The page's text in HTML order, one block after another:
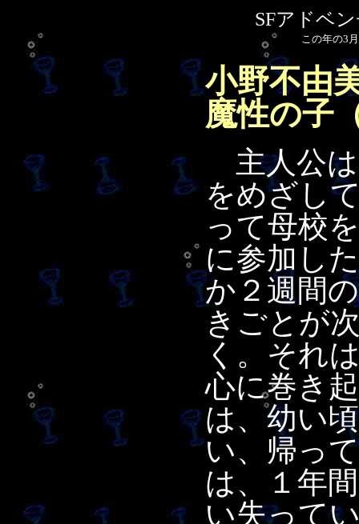
SFアドベ
この年の3
小野不由
魔性の子
主人公は
をめざし
って母校
に参加し
か２週間
きごとが
く。それ
心に巻き
は、幼い
い、帰っ
は、１年
い失って